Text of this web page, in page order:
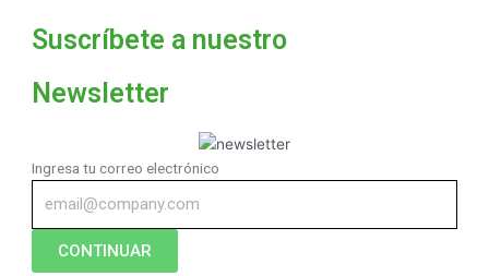
Suscríbete a nuestro
Newsletter
Ingresa tu correo electrónico
CONTINUAR